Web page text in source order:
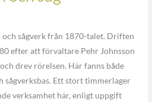
och sågverk från 1870-talet. Driften
efter att förvaltare Pehr Johnsson
drev rörelsen. Här fanns både
Ett stort timmerlager
verksamhet här, enligt uppgift